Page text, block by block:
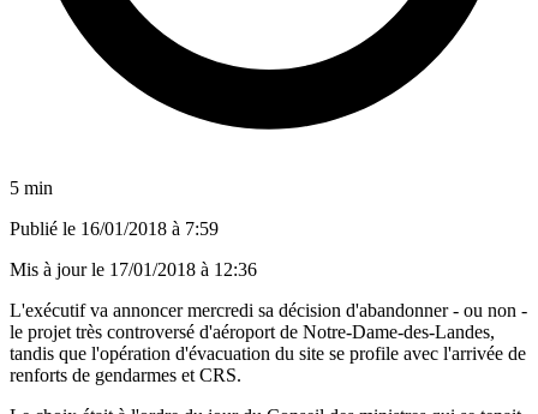
5 min
Publié le 16/01/2018 à 7:59
Mis à jour le 17/01/2018 à 12:36
L'exécutif va annoncer mercredi sa décision d'abandonner - ou non -
le projet très controversé d'aéroport de Notre-Dame-des-Landes,
tandis que l'opération d'évacuation du site se profile avec l'arrivée de
renforts de gendarmes et CRS.